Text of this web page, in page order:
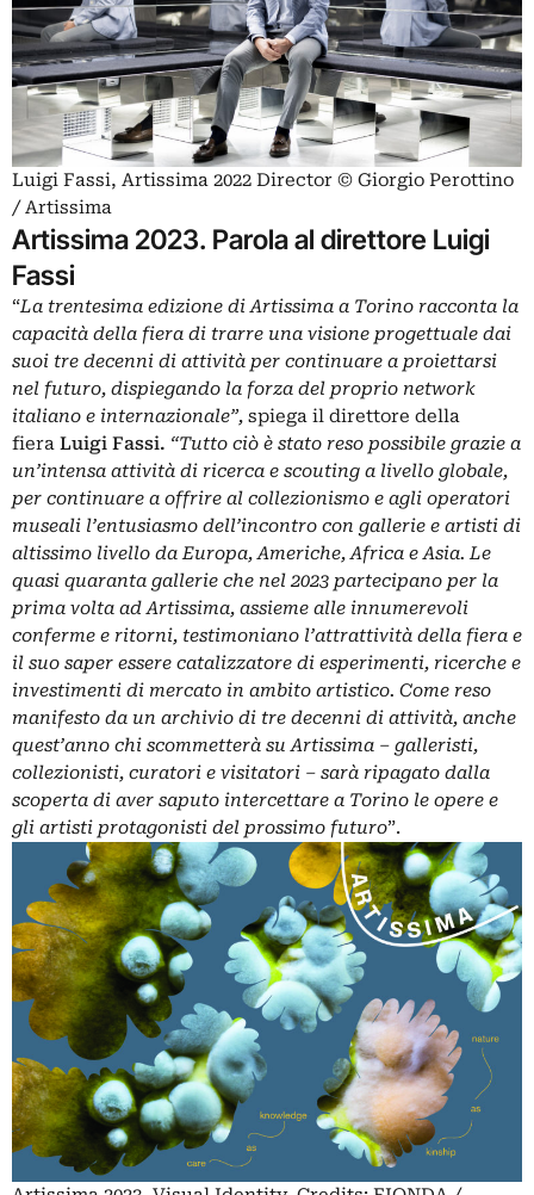
Luigi Fassi, Artissima 2022 Director © Giorgio Perottino
/ Artissima
Artissima 2023. Parola al direttore Luigi
Fassi
“La trentesima edizione di Artissima a Torino racconta la
capacità della fiera di trarre una visione progettuale dai
suoi tre decenni di attività per continuare a proiettarsi
nel futuro, dispiegando la forza del proprio network
italiano e internazionale”, spiega il direttore della
fiera Luigi Fassi. “Tutto ciò è stato reso possibile grazie a
un’intensa attività di ricerca e scouting a livello globale,
per continuare a offrire al collezionismo e agli operatori
museali l’entusiasmo dell’incontro con gallerie e artisti di
altissimo livello da Europa, Americhe, Africa e Asia. Le
quasi quaranta gallerie che nel 2023 partecipano per la
prima volta ad Artissima, assieme alle innumerevoli
conferme e ritorni, testimoniano l’attrattività della fiera e
il suo saper essere catalizzatore di esperimenti, ricerche e
investimenti di mercato in ambito artistico. Come reso
manifesto da un archivio di tre decenni di attività, anche
quest’anno chi scommetterà su Artissima – galleristi,
collezionisti, curatori e visitatori – sarà ripagato dalla
scoperta di aver saputo intercettare a Torino le opere e
gli artisti protagonisti del prossimo futuro”.